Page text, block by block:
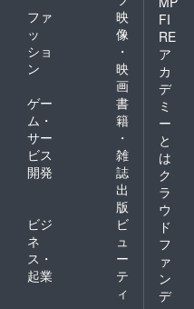
ファ
ッ
ショ
ン
映
像
・
映
画
ゲー
ム・
サー
ビス
開発
書
籍
・
雑
誌
出
版
ビジ
ネ
ス・
起業
ビ
ュ
ー
テ
ィ
FI
RE
ア
カ
デ
ミ
ー
と
は
ク
ラ
ウ
ド
フ
ァ
ン
デ